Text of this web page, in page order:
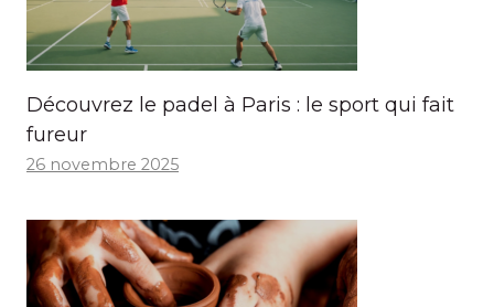
Découvrez le padel à Paris : le sport qui fait
fureur
26 novembre 2025